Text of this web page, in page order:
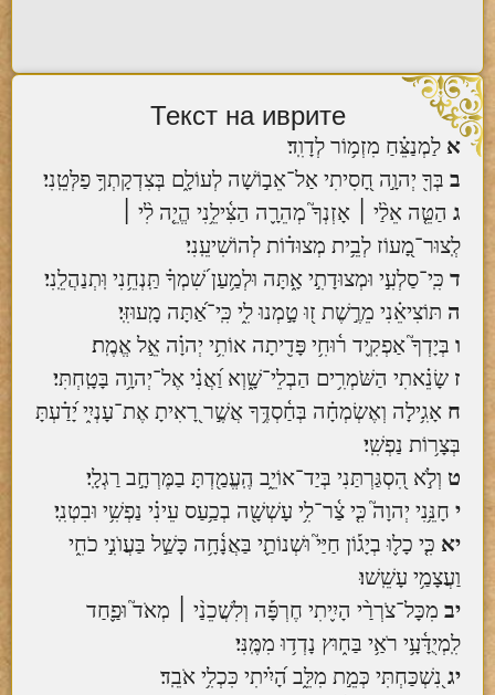
Текст на иврите
א לַמְנַצֵּ֗חַ מִזְמ֥וֹר לְדָוִֽד׃
ב בְּךָ֖ יְהוָ֣ה חָ֭סִיתִי אַל־אֵב֣וֹשָׁה לְעוֹלָ֑ם בְּצִדְקָתְךָ֥ פַלְּטֵֽנִי׃
ג הַטֵּ֤ה אֵלַ֨י ׀ אָזְנְךָ֮ מְהֵרָ֪ה הַצִּ֫ילֵ֥נִי הֱיֵ֤ה לִ֨י ׀
לְֽצוּר־מָ֭עוֹז לְבֵ֥ית מְצוּד֗וֹת לְהוֹשִׁיעֵֽנִי׃
ד כִּֽי־סַלְעִ֣י וּמְצוּדָתִ֣י אָ֑תָּה וּלְמַ֥עַן שִׁ֝מְךָ֗ תַּֽנְחֵ֥נִי וּֽתְנַהֲלֵֽנִי׃
ה תּוֹצִיאֵ֗נִי מֵרֶ֣שֶׁת ז֭וּ טָ֣מְנוּ לִ֑י כִּֽי־אַ֝תָּה מָֽעוּזִּֽי׃
ו בְּיָדְךָ֮ אַפְקִ֪יד ר֫וּחִ֥י פָּדִ֖יתָה אוֹתִ֥י יְהוָ֗ה אֵ֣ל אֱמֶֽת׃
ז שָׂנֵ֗אתִי הַשֹּׁמְרִ֥ים הַבְלֵי־שָׁ֑וְא וַ֝אֲנִ֗י אֶל־יְהוָ֥ה בָּטָֽחְתִּי׃
ח אָגִ֥ילָה וְאֶשְׂמְחָ֗ה בְּחַ֫סְדֶּ֥ךָ אֲשֶׁ֣ר רָ֭אִיתָ אֶת־עָנְיִ֑י יָ֝דַ֗עְתָּ
בְּצָר֥וֹת נַפְשִֽׁי׃
ט וְלֹ֣א הִ֭סְגַּרְתַּנִי בְּיַד־אוֹיֵ֑ב הֶֽעֱמַ֖דְתָּ בַמֶּרְחָ֣ב רַגְלָֽי׃
י חָנֵּ֥נִי יְהוָה֮ כִּ֤י צַ֫ר־לִ֥י עָשְׁשָׁ֖ה בְכַ֥עַס עֵינִ֗י נַפְשִׁ֥י וּבִטְנִֽי׃
יא כִּ֤י כָל֪וּ בְיָג֡וֹן חַיַּי֮ וּשְׁנוֹתַ֪י בַּאֲנָ֫חָ֥ה כָּשַׁ֣ל בַּעֲוֺנִ֣י כֹחִ֑י
וַעֲצָמַ֥י עָשֵֽׁשׁוּ׃
יב מִכָּל־צֹרְרַ֨י הָיִ֪יתִי חֶרְפָּ֡ה וְלִשֲׁכֵנַ֨י ׀ מְאֹד֮ וּפַ֪חַד
לִֽמְיֻדָּ֫עָ֥י רֹאַ֥י בַּח֑וּץ נָדְד֥וּ מִמֶּֽנִּי׃
יג נִ֭שְׁכַּחְתִּי כְּמֵ֣ת מִלֵּ֑ב הָ֝יִ֗יתִי כִּכְלִ֥י אֹבֵֽד׃